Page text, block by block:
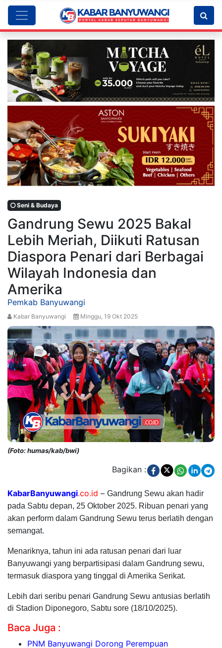
Seni & Budaya
Gandrung Sewu 2025 Bakal
Lebih Meriah, Diikuti Ratusan
Diaspora Penari dari Berbagai
Wilayah Indonesia dan
Amerika
Pemkab Banyuwangi
Kabar Banyuwangi Minggu, 19 Okt 2025
(Foto: humas/kab/bwi)
Bagikan :
KabarBanyuwangi.co.id – Gandrung Sewu akan hadir
pada Sabtu depan, 25 Oktober 2025. Ribuan penari yang
akan perform dalam Gandrung Sewu terus berlatih dengan
semangat.
Menariknya, tahun ini ada ratusan penari dari luar
Banyuwangi yang berpartisipasi dalam Gandrung sewu,
termasuk diaspora yang tinggal di Amerika Serikat.
Lebih dari seribu penari Gandrung Sewu antusias berlatih
di Stadion Diponegoro, Sabtu sore (18/10/2025).
Baca Juga :
PNM Banyuwangi Dorong Perempuan